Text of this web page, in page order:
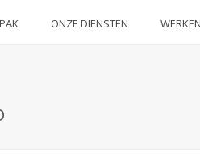
ONZE DIENSTEN